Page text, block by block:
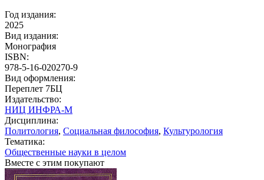
Год издания:
2025
Вид издания:
Монография
ISBN:
978-5-16-020270-9
Вид оформления:
Переплет 7БЦ
Издательство:
НИЦ ИНФРА-М
Дисциплина:
Политология, Социальная философия, Культурология
Тематика:
Общественные науки в целом
Вместе с этим покупают